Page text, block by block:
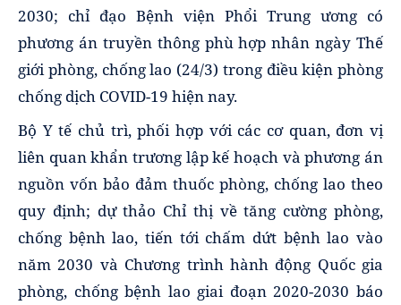
2030; chỉ đạo Bệnh viện Phổi Trung ương có
phương án truyền thông phù hợp nhân ngày Thế
giới phòng, chống lao (24/3) trong điều kiện phòng
chống dịch COVID-19 hiện nay.
Bộ Y tế chủ trì, phối hợp với các cơ quan, đơn vị
liên quan khẩn trương lập kế hoạch và phương án
nguồn vốn bảo đảm thuốc phòng, chống lao theo
quy định; dự thảo Chỉ thị về tăng cường phòng,
chống bệnh lao, tiến tới chấm dứt bệnh lao vào
năm 2030 và Chương trình hành động Quốc gia
phòng, chống bệnh lao giai đoạn 2020-2030 báo